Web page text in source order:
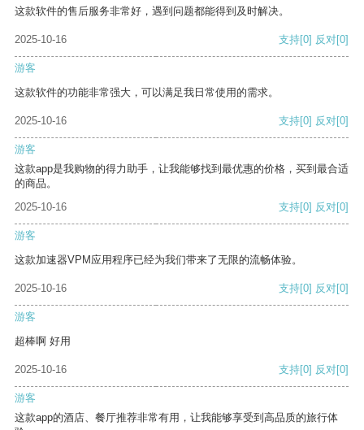
这款软件的售后服务非常好，遇到问题都能得到及时解决。
2025-10-16 支持[0] 反对[0]
游客
这款软件的功能非常强大，可以满足我日常使用的需求。
2025-10-16 支持[0] 反对[0]
游客
这款app是我购物的得力助手，让我能够找到最优惠的价格，买到最合适
的商品。
2025-10-16
支持[0] 反对[0]
游客
这款加速器VPM应用程序已经为我们带来了无限的流畅体验。
2025-10-16 支持[0] 反对[0]
游客
超棒啊 好用
2025-10-16 支持[0] 反对[0]
游客
这款app的酒店、餐厅推荐非常有用，让我能够享受到高品质的旅行体